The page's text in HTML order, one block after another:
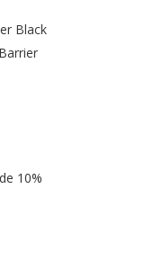
Black
10%